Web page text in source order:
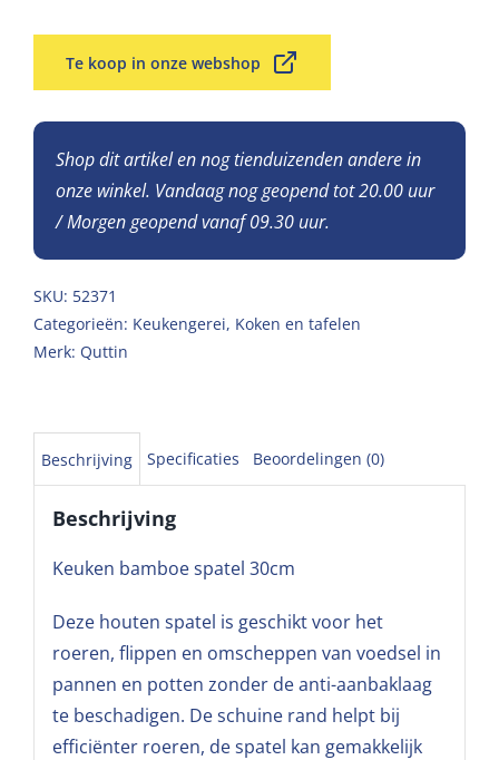
Te koop in onze webshop
Shop dit artikel en nog tienduizenden andere in
onze winkel. Vandaag nog geopend tot 20.00 uur
/ Morgen geopend vanaf 09.30 uur.
SKU: 52371
Categorieën: Keukengerei, Koken en tafelen
Merk: Quttin
Beschrijving Specificaties Beoordelingen (0)
Beschrijving
Keuken bamboe spatel 30cm
Deze houten spatel is geschikt voor het
roeren, flippen en omscheppen van voedsel in
pannen en potten zonder de anti-aanbaklaag
te beschadigen. De schuine rand helpt bij
efficiënter roeren, de spatel kan gemakkelijk